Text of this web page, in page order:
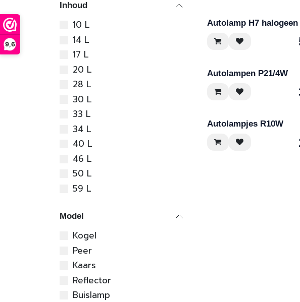
9,6
Inhoud
10 L
14 L
17 L
20 L
28 L
30 L
33 L
34 L
40 L
46 L
50 L
59 L
Model
Kogel
Peer
Kaars
Reflector
Buislamp
Autolamp H7 halogeen
Autolampen P21/4W
Autolampjes R10W